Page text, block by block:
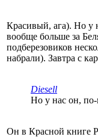
Красивый, ага). Но у
вообще больше за
подберезовиков
набрали). Завтра с
Diesell
Но у нас он,
Он в Красной книге